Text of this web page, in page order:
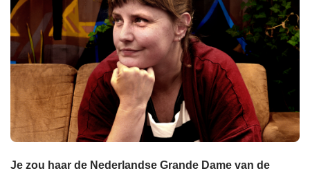
Je zou haar de Nederlandse Grande Dame van de